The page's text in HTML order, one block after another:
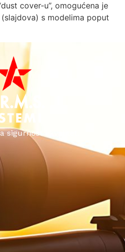
cover-u”, omogućena je
s modelima poput
sigurnost i kvalitet.